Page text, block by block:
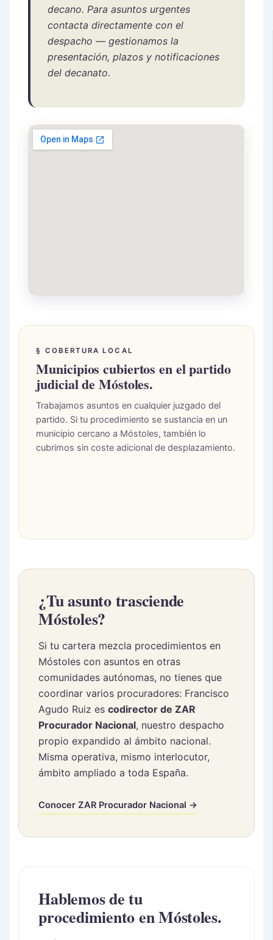
decano. Para asuntos urgentes
contacta directamente con el
despacho — gestionamos la
presentación, plazos y notificaciones
del decanato.
§ COBERTURA LOCAL
Municipios cubiertos en el partido
judicial de Móstoles.
Trabajamos asuntos en cualquier juzgado del
partido. Si tu procedimiento se sustancia en un
municipio cercano a Móstoles, también lo
cubrimos sin coste adicional de desplazamiento.
¿Tu asunto trasciende
Móstoles?
Si tu cartera mezcla procedimientos en
Móstoles con asuntos en otras
comunidades autónomas, no tienes que
coordinar varios procuradores: Francisco
Agudo Ruiz escodirector de ZAR
Procurador Nacional, nuestro despacho
propio expandido al ámbito nacional.
Misma operativa, mismo interlocutor,
ámbito ampliado a toda España.
Conocer ZAR Procurador Nacional →
Hablemos de tu
procedimiento en Móstoles.